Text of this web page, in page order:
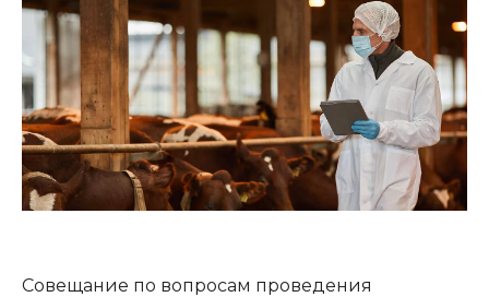
Совещание по вопросам проведения